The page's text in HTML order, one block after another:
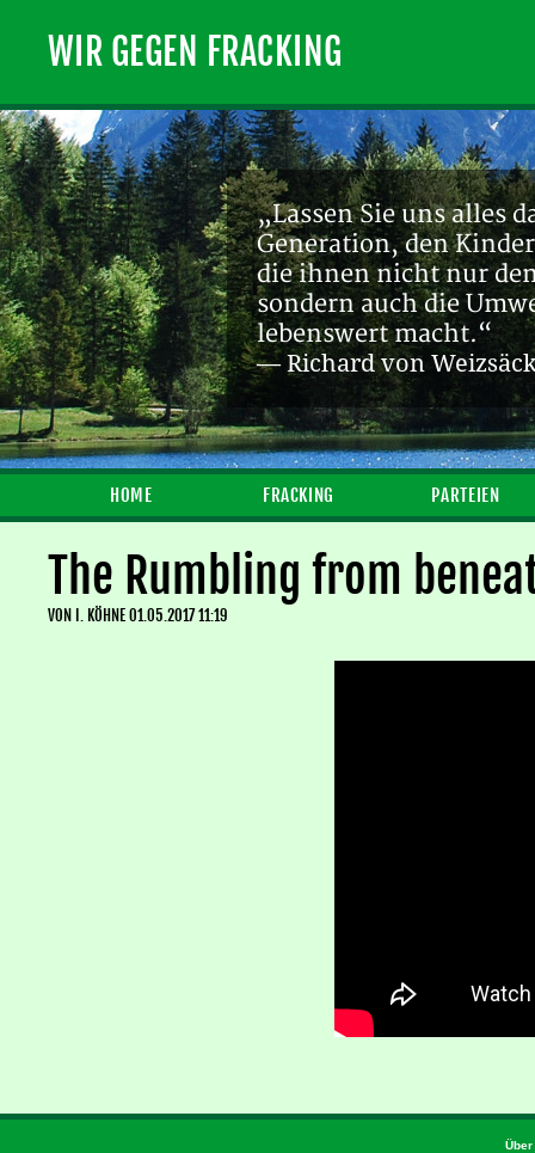
WIR GEGEN FRACKING
„Lassen Sie uns alles
Generation, den
die ihnen nicht nur
sondern auch die
lebenswert macht.“
— Richard von
HOME FRACKING PARTEIEN
The Rumbling from
VON I. KÖHNE01.05.2017 11:19
Über